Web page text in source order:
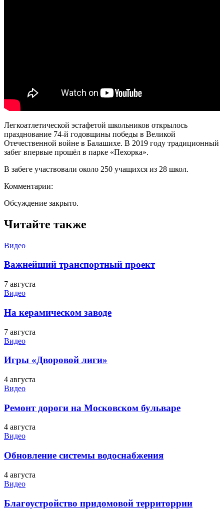
Легкоатлетической эстафетой школьников открылось
празднование 74-й годовщины победы в Великой
Отечественной войне в Балашихе. В 2019 году традиционный
забег впервые прошёл в парке «Пехорка».
В забеге участвовали около 250 учащихся из 28 школ.
Комментарии:
Обсуждение закрыто.
Читайте также
Видео
Важнейший транспортный проект
7 августа
Видео
На керамическом заводе
7 августа
Видео
Игры «Дворовой лиги»
4 августа
Видео
Ремонт дороги на Московском бульваре
4 августа
Видео
Обновление системы водоснабжения
4 августа
Видео
Благоустройство придомовой территоррии